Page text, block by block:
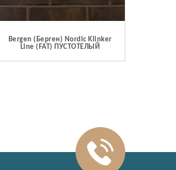
Bergen (Берген) Nordic Klinker
Line (FAT) ПУСТОТЕЛЫЙ